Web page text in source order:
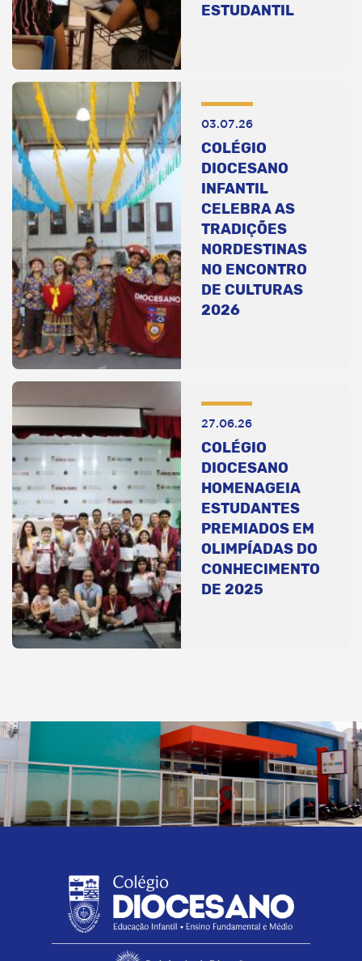
ESTUDANTIL
03.07.26
COLÉGIO
DIOCESANO
INFANTIL
CELEBRA AS
TRADIÇÕES
NORDESTINAS
NO ENCONTRO
DE CULTURAS
2026
27.06.26
COLÉGIO
DIOCESANO
HOMENAGEIA
ESTUDANTES
PREMIADOS EM
OLIMPÍADAS DO
CONHECIMENTO
DE 2025